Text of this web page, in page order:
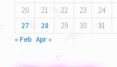
20
21 22 23 24
27
28 29 30
31
« Feb Apr »